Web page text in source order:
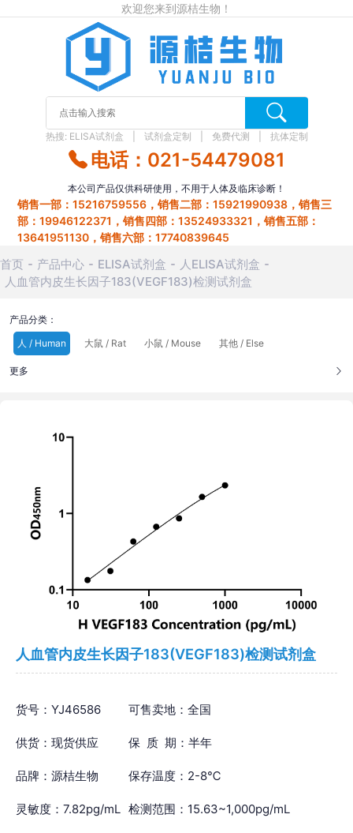
欢迎您来到源桔生物！
热搜: ELISA试剂盒 试剂盒定制 免费代测 抗体定制
电话：021-54479081
本公司产品仅供科研使用，不用于人体及临床诊断！
销售一部：15216759556，销售二部：15921990938，销售三
部：19946122371，销售四部：13524933321，销售五部：
13641951130，销售六部：17740839645
首页 产品中心 ELISA试剂盒
人ELISA试剂盒
人血管内皮生长因子183(VEGF183)检测试剂盒
产品分类：
人 / Human
大鼠 / Rat 小鼠 / Mouse 其他 / Else
更多
人血管内皮生长因子183(VEGF183)检测试剂盒
货号：YJ46586 可售卖地：全国
供货：现货供应 保 质 期：半年
品牌：源桔生物 保存温度：2-8℃
灵敏度：7.82pg/mL 检测范围：15.63~1,000pg/mL